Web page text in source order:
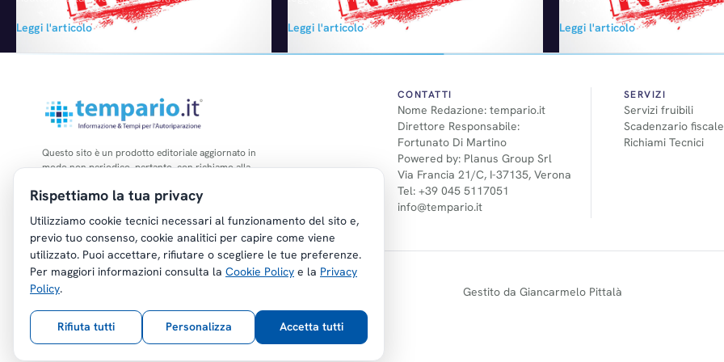
mercato assicurativo italiano", finalizzata a
verificare il livello di correttezza e
dalla forte diffusione della comparazione
onlinedi prodotti RCA (circa 12,9 milioni di
preventivi effettuati nel 2013…
Leggi l'articolo
passate alla Camera. Meritano
un’analisi quelle riguardanti Digitale e
legge originale. Si confermano i Voucher ICT
da 10mila euro a fondo perduto per la
digitalizzazione nelle PMI. L’incentivo a
Leggi l'articolo
Gli utili operativi Toyota
raggiungere i 2.000 miliardi di
Leggi l'articolo
Questo sito è un prodotto editoriale aggiornato in
modo non periodico, pertanto, con richiamo alla
obblighi di registrazione di cui all'art. 5 della L.
CONTATTI
Nome Redazione: tempario.it
Direttore Responsabile:
Fortunato Di Martino
Powered by: Planus Group Srl
Via Francia 21/C, I-37135, Verona
Tel: +39 045 5117051
info@tempario.it
SERVIZI
Servizi fruibili
Scadenzario fiscale
Richiami Tecnici
Planus Group Srl - P.I. IT03584100238
Gestito da Giancarmelo Pittalà
Rispettiamo la tua privacy
Utilizziamo cookie tecnici necessari al funzionamento del sito e,
previo tuo consenso, cookie analitici per capire come viene
utilizzato. Puoi accettare, rifiutare o scegliere le tue preferenze.
Per maggiori informazioni consulta la Cookie Policy e la Privacy
Policy.
Rifiuta tutti Personalizza Accetta tutti